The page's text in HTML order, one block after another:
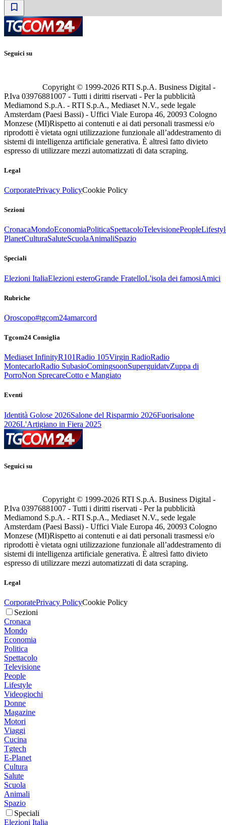
Seguici su
Copyright © 1999-2026 RTI S.p.A. Business Digital -
P.Iva 03976881007 - Tutti i diritti riservati - Per la pubblicità
Mediamond S.p.A. - RTI S.p.A., Mediaset N.V., sede legale
Amsterdam (Paesi Bassi) - Uffici Viale Europa 46, 20093 Cologno
Monzese (MI)Rispetto ai contenuti e ai dati personali trasmessi e/o
riprodotti è vietata ogni utilizzazione funzionale all’addestramento di
sistemi di intelligenza artificiale generativa. È altresì fatto divieto
espresso di utilizzare mezzi automatizzati di data scraping.
Legal
CorporatePrivacy PolicyCookie Policy
Sezioni
CronacaMondoEconomiaPoliticaSpettacoloTelevisionePeople
PlanetCulturaSaluteScuolaAnimaliSpazio
Speciali
Elezioni ItaliaElezioni esteroGrande FratelloL'isola dei famosiAmici
Rubriche
Oroscopo#tgcom24amarcord
Tgcom24 Consiglia
Mediaset InfinityR101Radio 105Virgin RadioRadio
MontecarloRadio SubasioComingsoonSuperguidatvZuppa di
PorroNon SprecareCotto e Mangiato
Eventi
Identità Golose 2026Salone del Risparmio 2026Fuorisalone
2026L'Artigiano in Fiera 2025
Seguici su
Copyright © 1999-2026 RTI S.p.A. Business Digital -
P.Iva 03976881007 - Tutti i diritti riservati - Per la pubblicità
Mediamond S.p.A. - RTI S.p.A., Mediaset N.V., sede legale
Amsterdam (Paesi Bassi) - Uffici Viale Europa 46, 20093 Cologno
Monzese (MI)Rispetto ai contenuti e ai dati personali trasmessi e/o
riprodotti è vietata ogni utilizzazione funzionale all’addestramento di
sistemi di intelligenza artificiale generativa. È altresì fatto divieto
espresso di utilizzare mezzi automatizzati di data scraping.
Legal
CorporatePrivacy PolicyCookie Policy
Sezioni
Cronaca
Mondo
Economia
Politica
Spettacolo
Televisione
People
Lifestyle
Videogiochi
Donne
Magazine
Motori
Viaggi
Cucina
Tgtech
E-Planet
Cultura
Salute
Scuola
Animali
Spazio
Speciali
Elezioni Italia